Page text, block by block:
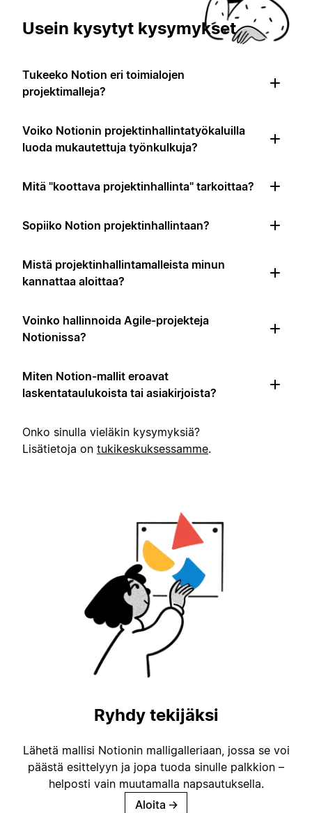
Usein kysytyt kysymykset
Tukeeko Notion eri toimialojen
projektimalleja?
Voiko Notionin projektinhallintatyökaluilla
luoda mukautettuja työnkulkuja?
Mitä "koottava projektinhallinta" tarkoittaa?
Sopiiko Notion projektinhallintaan?
Mistä projektinhallintamalleista minun
kannattaa aloittaa?
Voinko hallinnoida Agile-projekteja
Notionissa?
Miten Notion-mallit eroavat
laskentataulukoista tai asiakirjoista?
Onko sinulla vieläkin kysymyksiä?
Lisätietoja on tukikeskuksessamme.
Ryhdy tekijäksi
Lähetä mallisi Notionin malligalleriaan, jossa se voi
päästä esittelyyn ja jopa tuoda sinulle palkkion –
helposti vain muutamalla napsautuksella.
Aloita →